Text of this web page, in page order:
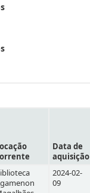
Data de
aquisição
2024-02-
09